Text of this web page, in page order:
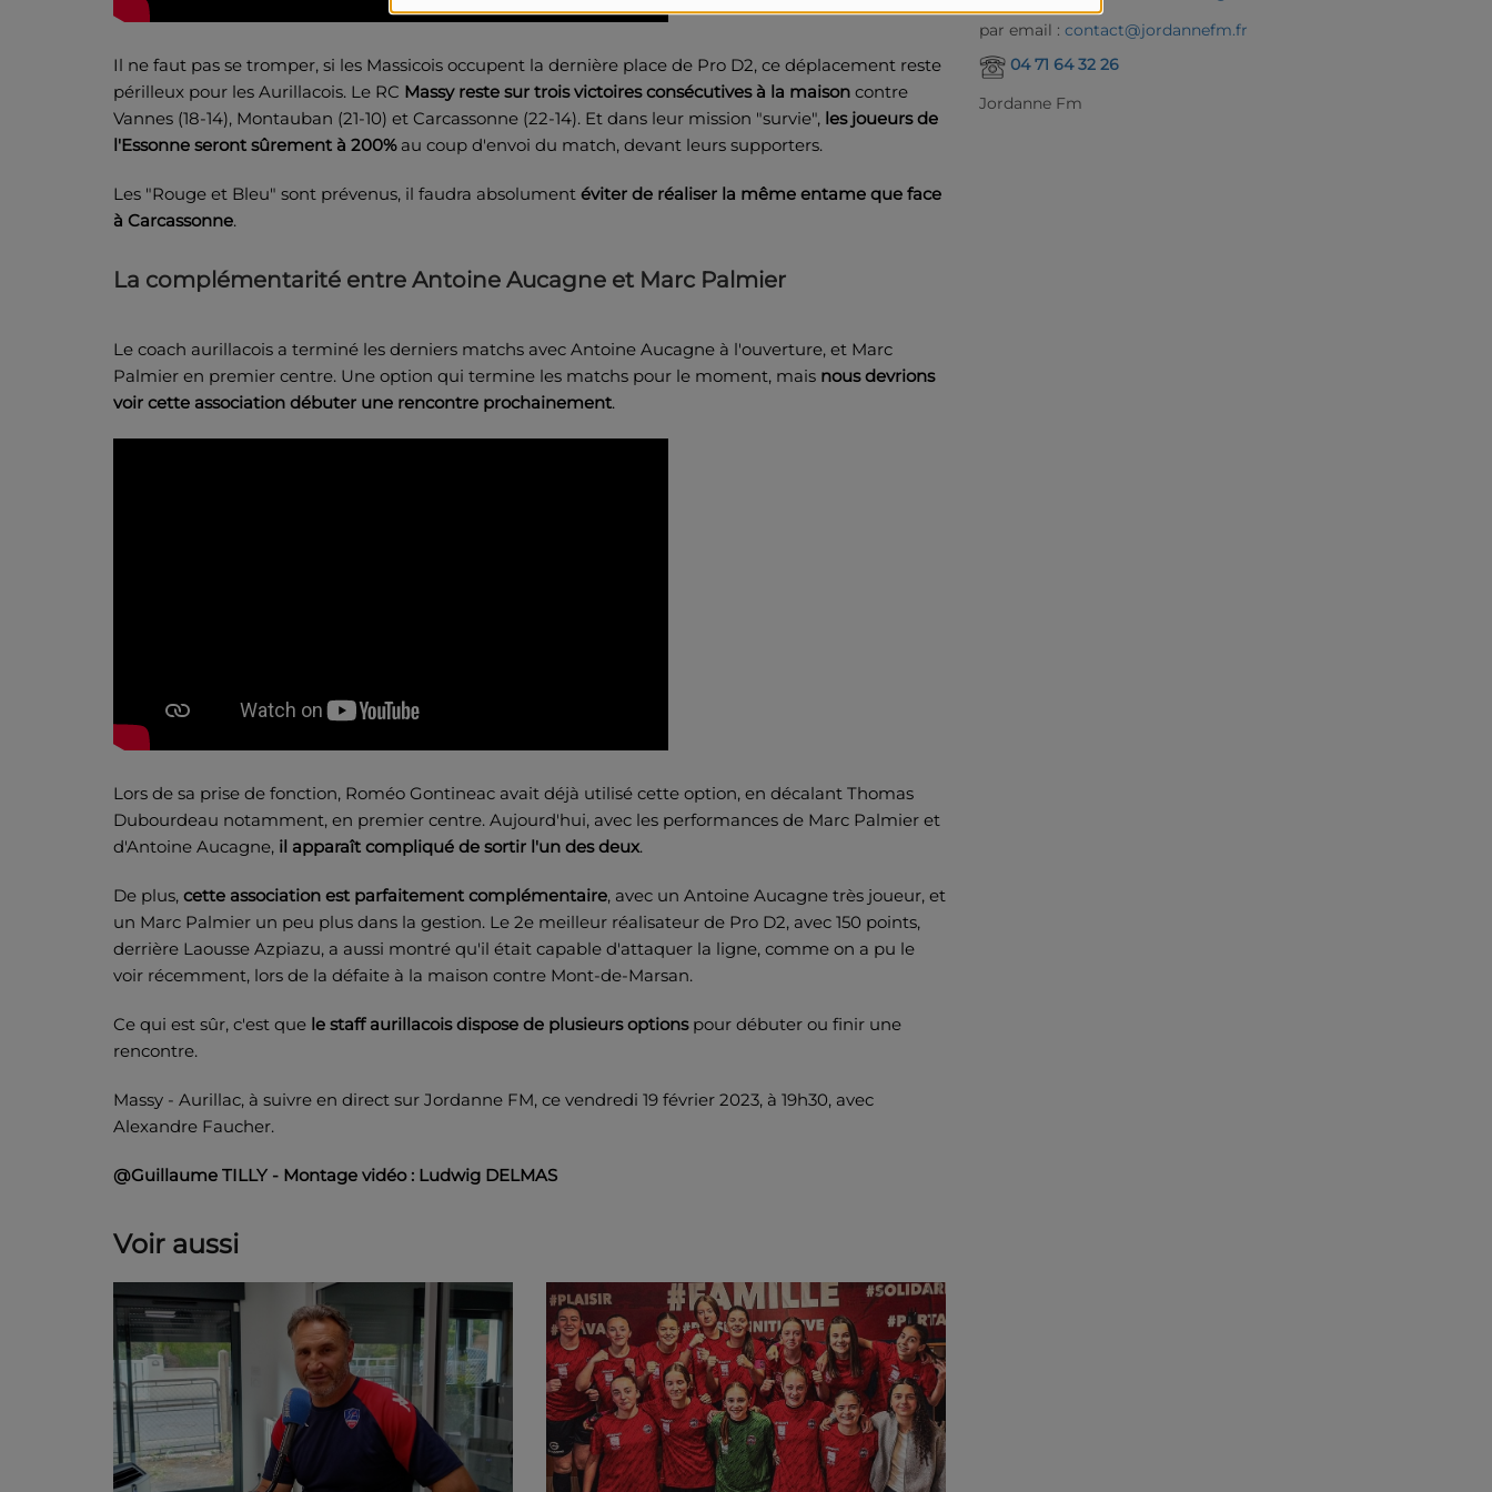
Il ne faut pas se tromper, si les Massicois occupent la dernière place de Pro D2, ce déplacement reste
périlleux pour les Aurillacois. Le RC Massy reste sur trois victoires consécutives à la maison contre
Vannes (18-14), Montauban (21-10) et Carcassonne (22-14). Et dans leur mission "survie", les joueurs de
l'Essonne seront sûrement à 200% au coup d'envoi du match, devant leurs supporters.
Les "Rouge et Bleu" sont prévenus, il faudra absolument éviter de réaliser la même entame que face
à Carcassonne.
La complémentarité entre Antoine Aucagne et Marc Palmier
Le coach aurillacois a terminé les derniers matchs avec Antoine Aucagne à l'ouverture, et Marc
Palmier en premier centre. Une option qui termine les matchs pour le moment, mais nous devrions
voir cette association débuter une rencontre prochainement.
Lors de sa prise de fonction, Roméo Gontineac avait déjà utilisé cette option, en décalant Thomas
Dubourdeau notamment, en premier centre. Aujourd'hui, avec les performances de Marc Palmier et
d'Antoine Aucagne, il apparaît compliqué de sortir l'un des deux.
De plus, cette association est parfaitement complémentaire, avec un Antoine Aucagne très joueur, et
un Marc Palmier un peu plus dans la gestion. Le 2e meilleur réalisateur de Pro D2, avec 150 points,
derrière Laousse Azpiazu, a aussi montré qu'il était capable d'attaquer la ligne, comme on a pu le
voir récemment, lors de la défaite à la maison contre Mont-de-Marsan.
Ce qui est sûr, c'est que le staff aurillacois dispose de plusieurs optionspour débuter ou finir une
rencontre.
Massy - Aurillac, à suivre en direct sur Jordanne FM, ce vendredi 19 février 2023, à 19h30, avec
Alexandre Faucher.
@Guillaume TILLY - Montage vidéo : Ludwig DELMAS
Voir aussi
par email : contact@jordannefm.fr
04 71 64 32 26
Jordanne Fm